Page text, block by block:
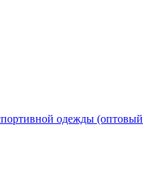
одежды (оптовый